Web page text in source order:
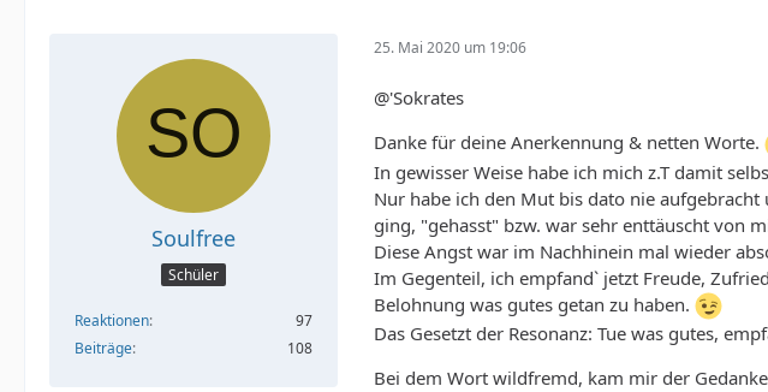
Soulfree
Schüler
Reaktionen
97
Beiträge
108
25. Mai 2020 um 19:06
@'Sokrates
Danke für deine Anerkennung & netten Worte.
In gewisser Weise habe ich mich z.T damit
Nur habe ich den Mut bis dato nie
ging, "gehasst" bzw. war sehr enttäuscht von
Diese Angst war im Nachhinein mal wieder
Im Gegenteil, ich empfand` jetzt Freude,
Belohnung was gutes getan zu haben.
Das Gesetzt der Resonanz: Tue was gutes,
Bei dem Wort wildfremd, kam mir der